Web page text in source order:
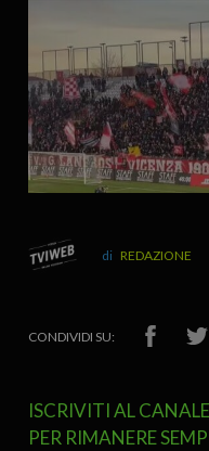
REDAZIONE
CONDIVIDI SU:
ISCRIVITI AL
PER RIMANERE